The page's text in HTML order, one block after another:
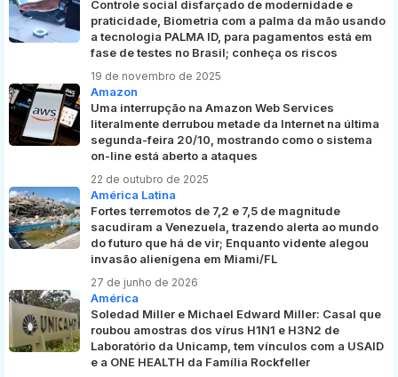
Controle social disfarçado de modernidade e
praticidade, Biometria com a palma da mão usando
a tecnologia PALMA ID, para pagamentos está em
fase de testes no Brasil; conheça os riscos
19 de novembro de 2025
Amazon
Uma interrupção na Amazon Web Services
literalmente derrubou metade da Internet na última
segunda-feira 20/10, mostrando como o sistema
on-line está aberto a ataques
22 de outubro de 2025
América Latina
Fortes terremotos de 7,2 e 7,5 de magnitude
sacudiram a Venezuela, trazendo alerta ao mundo
do futuro que há de vir; Enquanto vidente alegou
invasão alienígena em Miami/FL
27 de junho de 2026
América
Soledad Miller e Michael Edward Miller: Casal que
roubou amostras dos vírus H1N1 e H3N2 de
Laboratório da Unicamp, tem vínculos com a USAID
e a ONE HEALTH da Família Rockfeller